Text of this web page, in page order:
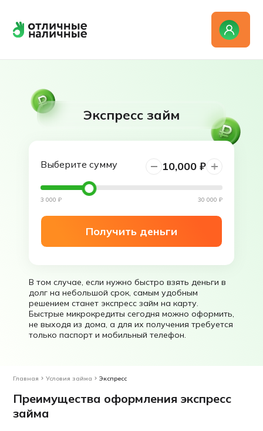
Экспресс займ
В том случае, если нужно быстро взять деньги в
долг на небольшой срок, самым удобным
решением станет экспресс займ на карту.
Быстрые микрокредиты сегодня можно оформить,
не выходя из дома, а для их получения требуется
только паспорт и мобильный телефон.
Выберите сумму 10,000 ₽
3 000 ₽ 30 000 ₽
Получить деньги
Главная Условия займа Экспресс
Преимущества оформления экспресс
займа